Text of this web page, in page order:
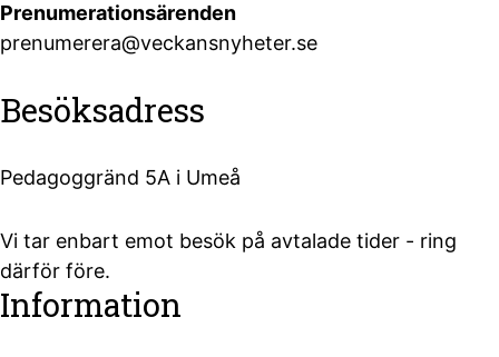
Prenumerationsärenden
prenumerera@veckansnyheter.se
Besöksadress
Pedagoggränd 5A i Umeå
Vi tar enbart emot besök på avtalade tider - ring
därför före.
Information